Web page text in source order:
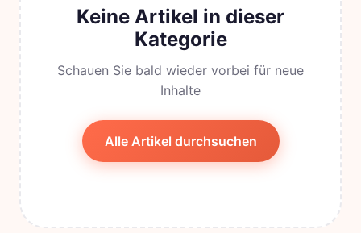
Keine Artikel in dieser
Kategorie
Schauen Sie bald wieder vorbei für neue
Inhalte
Alle Artikel durchsuchen